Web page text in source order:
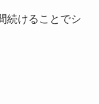
続けることでシ